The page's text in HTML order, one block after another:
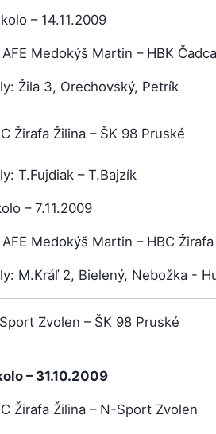
– 14.11.2009
Medokýš Martin – HBK Čadca
Žila 3, Orechovský, Petrík
Žirafa Žilina – ŠK 98 Pruské 1:
T.Fujdiak – T.Bajzík
– 7.11.2009
AFE Medokýš Martin – HBC
M.Kráľ 2, Bielený, Nebožka -
Zvolen – ŠK 98 Pruské
– 31.10.2009
Žirafa Žilina – N-Sport Zvolen